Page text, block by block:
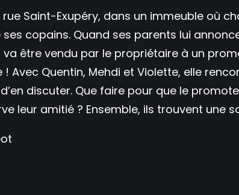
rue Saint-Exupéry, dans un immeuble où
copains. Quand ses parents lui
être vendu par le propriétaire à un
Avec Quentin, Mehdi et Violette, elle
discuter. Que faire pour que le
leur amitié ? Ensemble, ils trouvent une